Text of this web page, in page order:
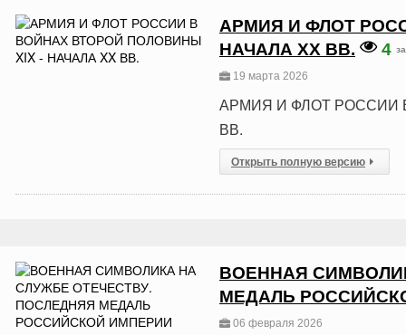
АРМИЯ И ФЛОТ
НАЧАЛА XX ВВ.
4
19 марта 2026
АРМИЯ И ФЛОТ РОССИИ
ВВ.
Открыть полную версию
ВОЕННАЯ
МЕДАЛЬ
06 февраля 2026